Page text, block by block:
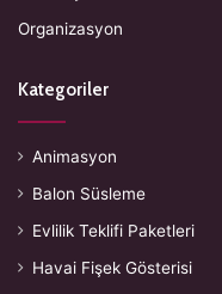
Organizasyon
Kategoriler
Animasyon
Balon Süsleme
Evlilik Teklifi Paketleri
Havai Fişek Gösterisi